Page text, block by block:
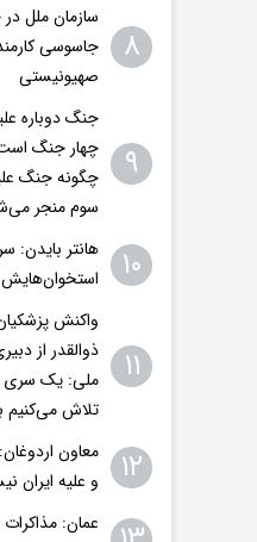
۸
سازمان ملل
جاسوسی
صهیونیستی
۹
جنگ دوباره
چهار جنگ است
چگونه جنگ
سوم منجر
۱۰
هانتر بایدن:
۱۱
واکنش
ذوالقدر از
ملی: یک سری
تلاش می‌کنیم
۱۲
معاون
و علیه ایران
عمان: مذاکرات